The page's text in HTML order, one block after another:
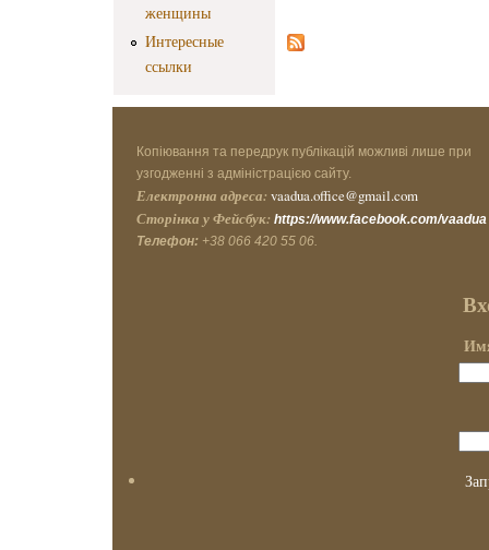
женщины
Интересные
ссылки
Копіювання та передрук публікацій можливі лише при
узгодженні з адміністрацією сайту.
Електронна адреса: vaadua.office@gmail.com
Сторінка у Фейсбук: https://www.facebook.com/vaadua
Телефон: +38 066 420 55 06.